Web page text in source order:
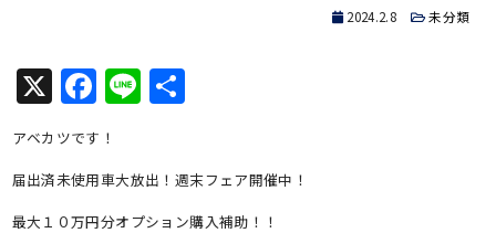
2024.2.8 未分類
X Facebook
Line共
アベカツです！
届出済未使用車大放出！週末フェア開催中！
最大１０万円分オプション購入補助！！